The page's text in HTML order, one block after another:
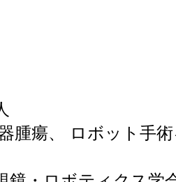
瘍、 ロボット手術